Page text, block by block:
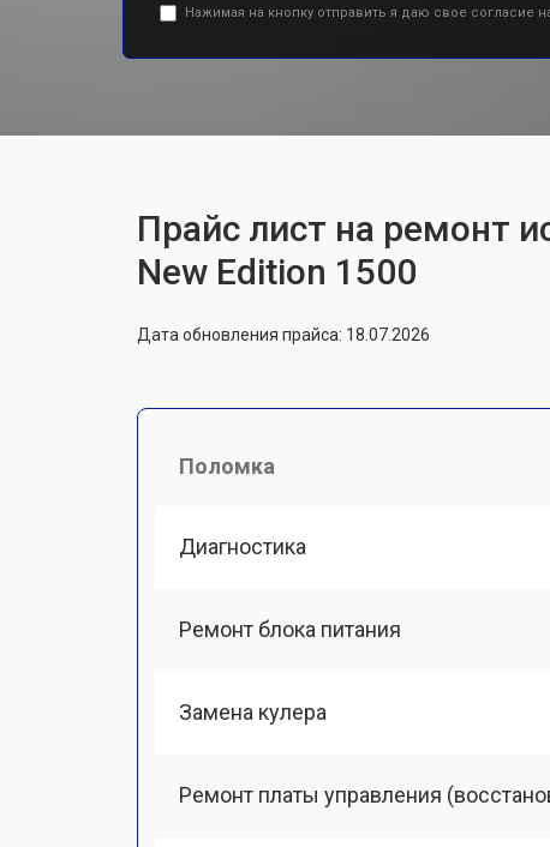
Нажимая на кнопку отправить я даю свое согласие
Прайс лист на ремонт
New Edition 1500
Дата обновления прайса: 18.07.2026
Поломка
Диагностика
Ремонт блока питания
Замена кулера
Ремонт платы управления